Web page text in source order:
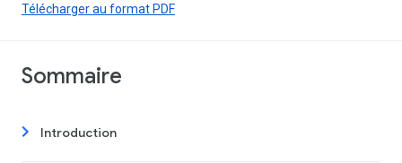
Télécharger au format PDF
Sommaire
Introduction